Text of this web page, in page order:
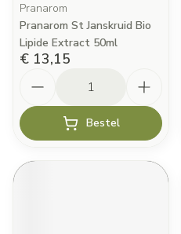
Pranarom
Pranarom St Janskruid Bio
Lipide Extract 50ml
€ 13,15
Bestel